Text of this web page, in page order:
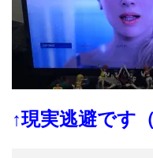
↑現実逃避です